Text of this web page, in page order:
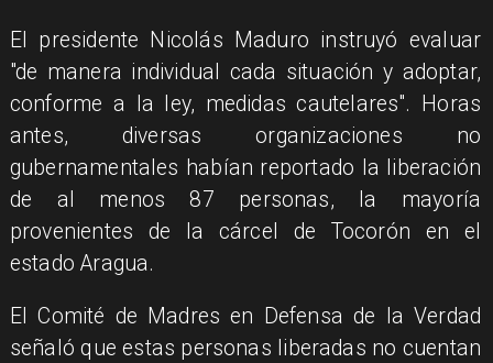
El presidente Nicolás Maduro instruyó evaluar
"de manera individual cada situación y adoptar,
conforme a la ley, medidas cautelares". Horas
antes, diversas organizaciones no
gubernamentales habían reportado la liberación
de al menos 87 personas, la mayoría
provenientes de la cárcel de Tocorón en el
estado Aragua.
El Comité de Madres en Defensa de la Verdad
señaló que estas personas liberadas no cuentan